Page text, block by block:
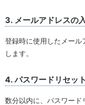
3. メールアドレスの
登録時に使用したメール
します。
4. パスワードリセッ
数分以内に、パスワード